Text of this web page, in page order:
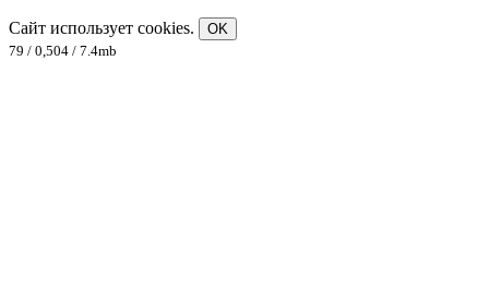
Сайт использует cookies.
OK
79 / 0,504 / 7.4mb